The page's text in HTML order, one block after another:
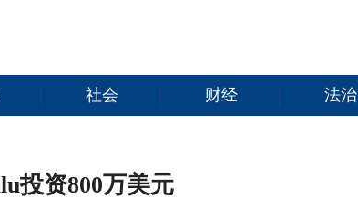
社会 财经 法治
投资800万美元